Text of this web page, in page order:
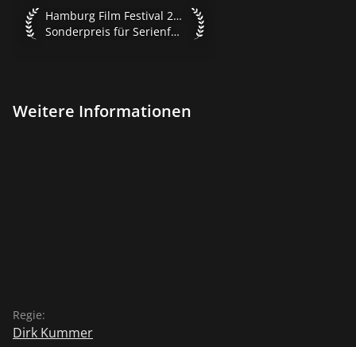
Hamburg Film Festival 2021 Sonderpreis für Serienformate
Hamburg Film Festival 2021
Sonderpreis für Serienformate
Weitere Informationen
Regie:
Dirk Kummer